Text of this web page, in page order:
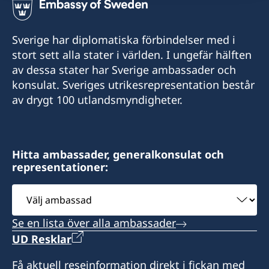
Sverige har diplomatiska förbindelser med i
stort sett alla stater i världen. I ungefär hälften
av dessa stater har Sverige ambassader och
konsulat. Sveriges utrikesrepresentation består
av drygt 100 utlandsmyndigheter.
Hitta ambassader, generalkonsulat och
representationer:
Välj
ambassad
Se en lista över alla ambassader
UD Resklar
Få aktuell reseinformation direkt i fickan med